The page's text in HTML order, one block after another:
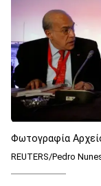
Φωτογραφία
REUTERS/Pedro